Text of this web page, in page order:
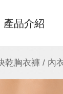
產品介紹
乾胸衣褲 / 內